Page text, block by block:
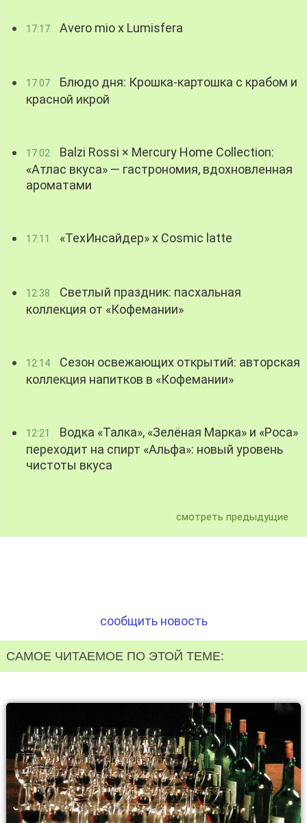
17:17 Avero mio x Lumisfera
17:07
Блюдо дня: Крошка-картошка с крабом и
красной икрой
17:02
Balzi Rossi × Mercury Home Collection:
«Атлас вкуса» — гастрономия, вдохновленная
ароматами
17:11 «ТехИнсайдер» х Cosmic latte
12:38
Светлый праздник: пасхальная
коллекция от «Кофемании»
12:14
Сезон освежающих открытий: авторская
коллекция напитков в «Кофемании»
12:21
Водка «Талка», «Зелёная Марка» и «Роса»
переходит на спирт «Альфа»: новый уровень
чистоты вкуса
смотреть предыдущие
сообщить новость
САМОЕ ЧИТАЕМОЕ ПО ЭТОЙ ТЕМЕ: